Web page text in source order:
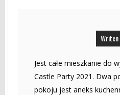
Jest całe mieszkanie do
Castle Party 2021. Dwa
pokoju jest aneks